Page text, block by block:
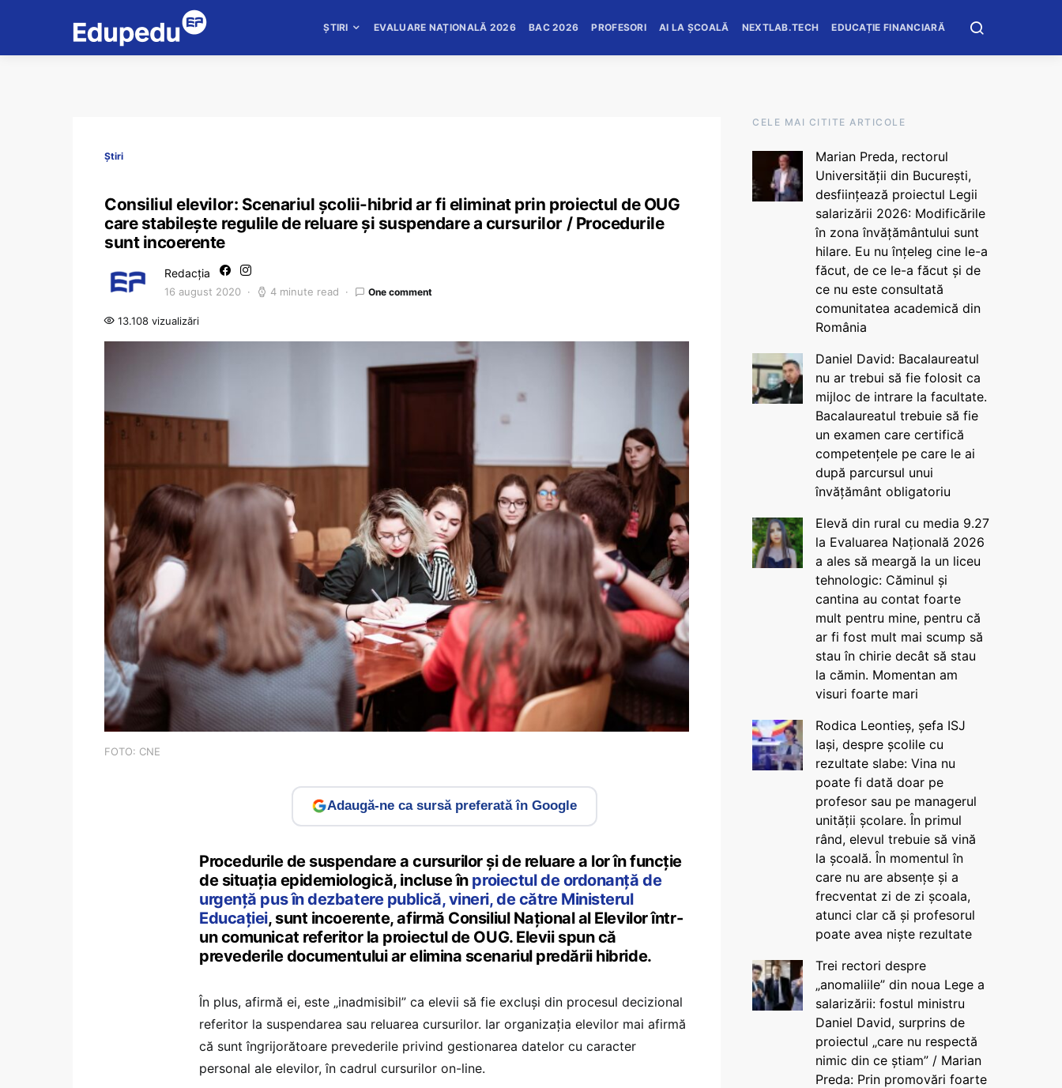
ȘTIRI EVALUARE NAȚIONALĂ 2026 BAC 2026 PROFESORI AI LA ȘCOALĂ NEXTLAB.TECH EDUCAȚIE FINANCIARĂ
Știri
Consiliul elevilor: Scenariul școlii-hibrid ar fi eliminat prin proiectul de OUG
care stabilește regulile de reluare și suspendare a cursurilor / Procedurile
sunt incoerente
Redacția
16 august 2020 4 minute read One comment
13.108 vizualizări
FOTO: CNE
Adaugă-ne ca sursă preferată în Google
Procedurile de suspendare a cursurilor și de reluare a lor în funcție
de situația epidemiologică, incluse în proiectul de ordonanță de
urgență pus în dezbatere publică, vineri, de către Ministerul
Educației, sunt incoerente, afirmă Consiliul Național al Elevilor într-
un comunicat referitor la proiectul de OUG. Elevii spun că
prevederile documentului ar elimina scenariul predării hibride.
În plus, afirmă ei, este „inadmisibil” ca elevii să fie excluși din procesul decizional
referitor la suspendarea sau reluarea cursurilor. Iar organizația elevilor mai afirmă
că sunt îngrijorătoare prevederile privind gestionarea datelor cu caracter
personal ale elevilor, în cadrul cursurilor on-line.
CELE MAI CITITE ARTICOLE
Marian Preda, rectorul
Universității din București,
desființează proiectul Legii
salarizării 2026: Modificările
în zona învățământului sunt
hilare. Eu nu înțeleg cine le-a
făcut, de ce le-a făcut și de
ce nu este consultată
comunitatea academică din
România
Daniel David: Bacalaureatul
nu ar trebui să fie folosit ca
mijloc de intrare la facultate.
Bacalaureatul trebuie să fie
un examen care certifică
competențele pe care le ai
după parcursul unui
învățământ obligatoriu
Elevă din rural cu media 9.27
la Evaluarea Națională 2026
a ales să meargă la un liceu
tehnologic: Căminul și
cantina au contat foarte
mult pentru mine, pentru că
ar fi fost mult mai scump să
stau în chirie decât să stau
la cămin. Momentan am
visuri foarte mari
Rodica Leontieș, șefa ISJ
Iași, despre școlile cu
rezultate slabe: Vina nu
poate fi dată doar pe
profesor sau pe managerul
unității școlare. În primul
rând, elevul trebuie să vină
la școală. În momentul în
care nu are absențe și a
frecventat zi de zi școala,
atunci clar că și profesorul
poate avea niște rezultate
Trei rectori despre
„anomaliile” din noua Lege a
salarizării: fostul ministru
Daniel David, surprins de
proiectul „care nu respectă
nimic din ce știam” / Marian
Preda: Prin promovări foarte